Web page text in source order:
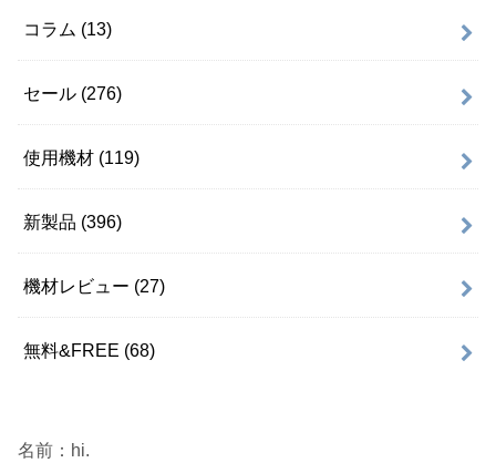
コラム (13)
セール (276)
使用機材 (119)
新製品 (396)
機材レビュー (27)
無料&FREE (68)
名前：hi.